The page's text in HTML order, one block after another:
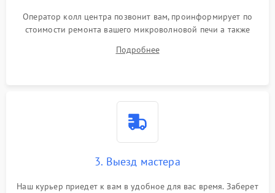
Оператор колл центра позвонит вам, проинформирует по
стоимости ремонта вашего микроволновой печи а также
Подробнее
3. Выезд мастера
Наш курьер приедет к вам в удобное для вас время. Заберет